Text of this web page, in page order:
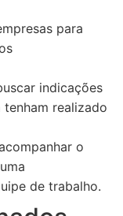
para
indicações
realizado
o
de trabalho.